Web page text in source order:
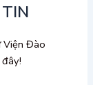
Viện Đào